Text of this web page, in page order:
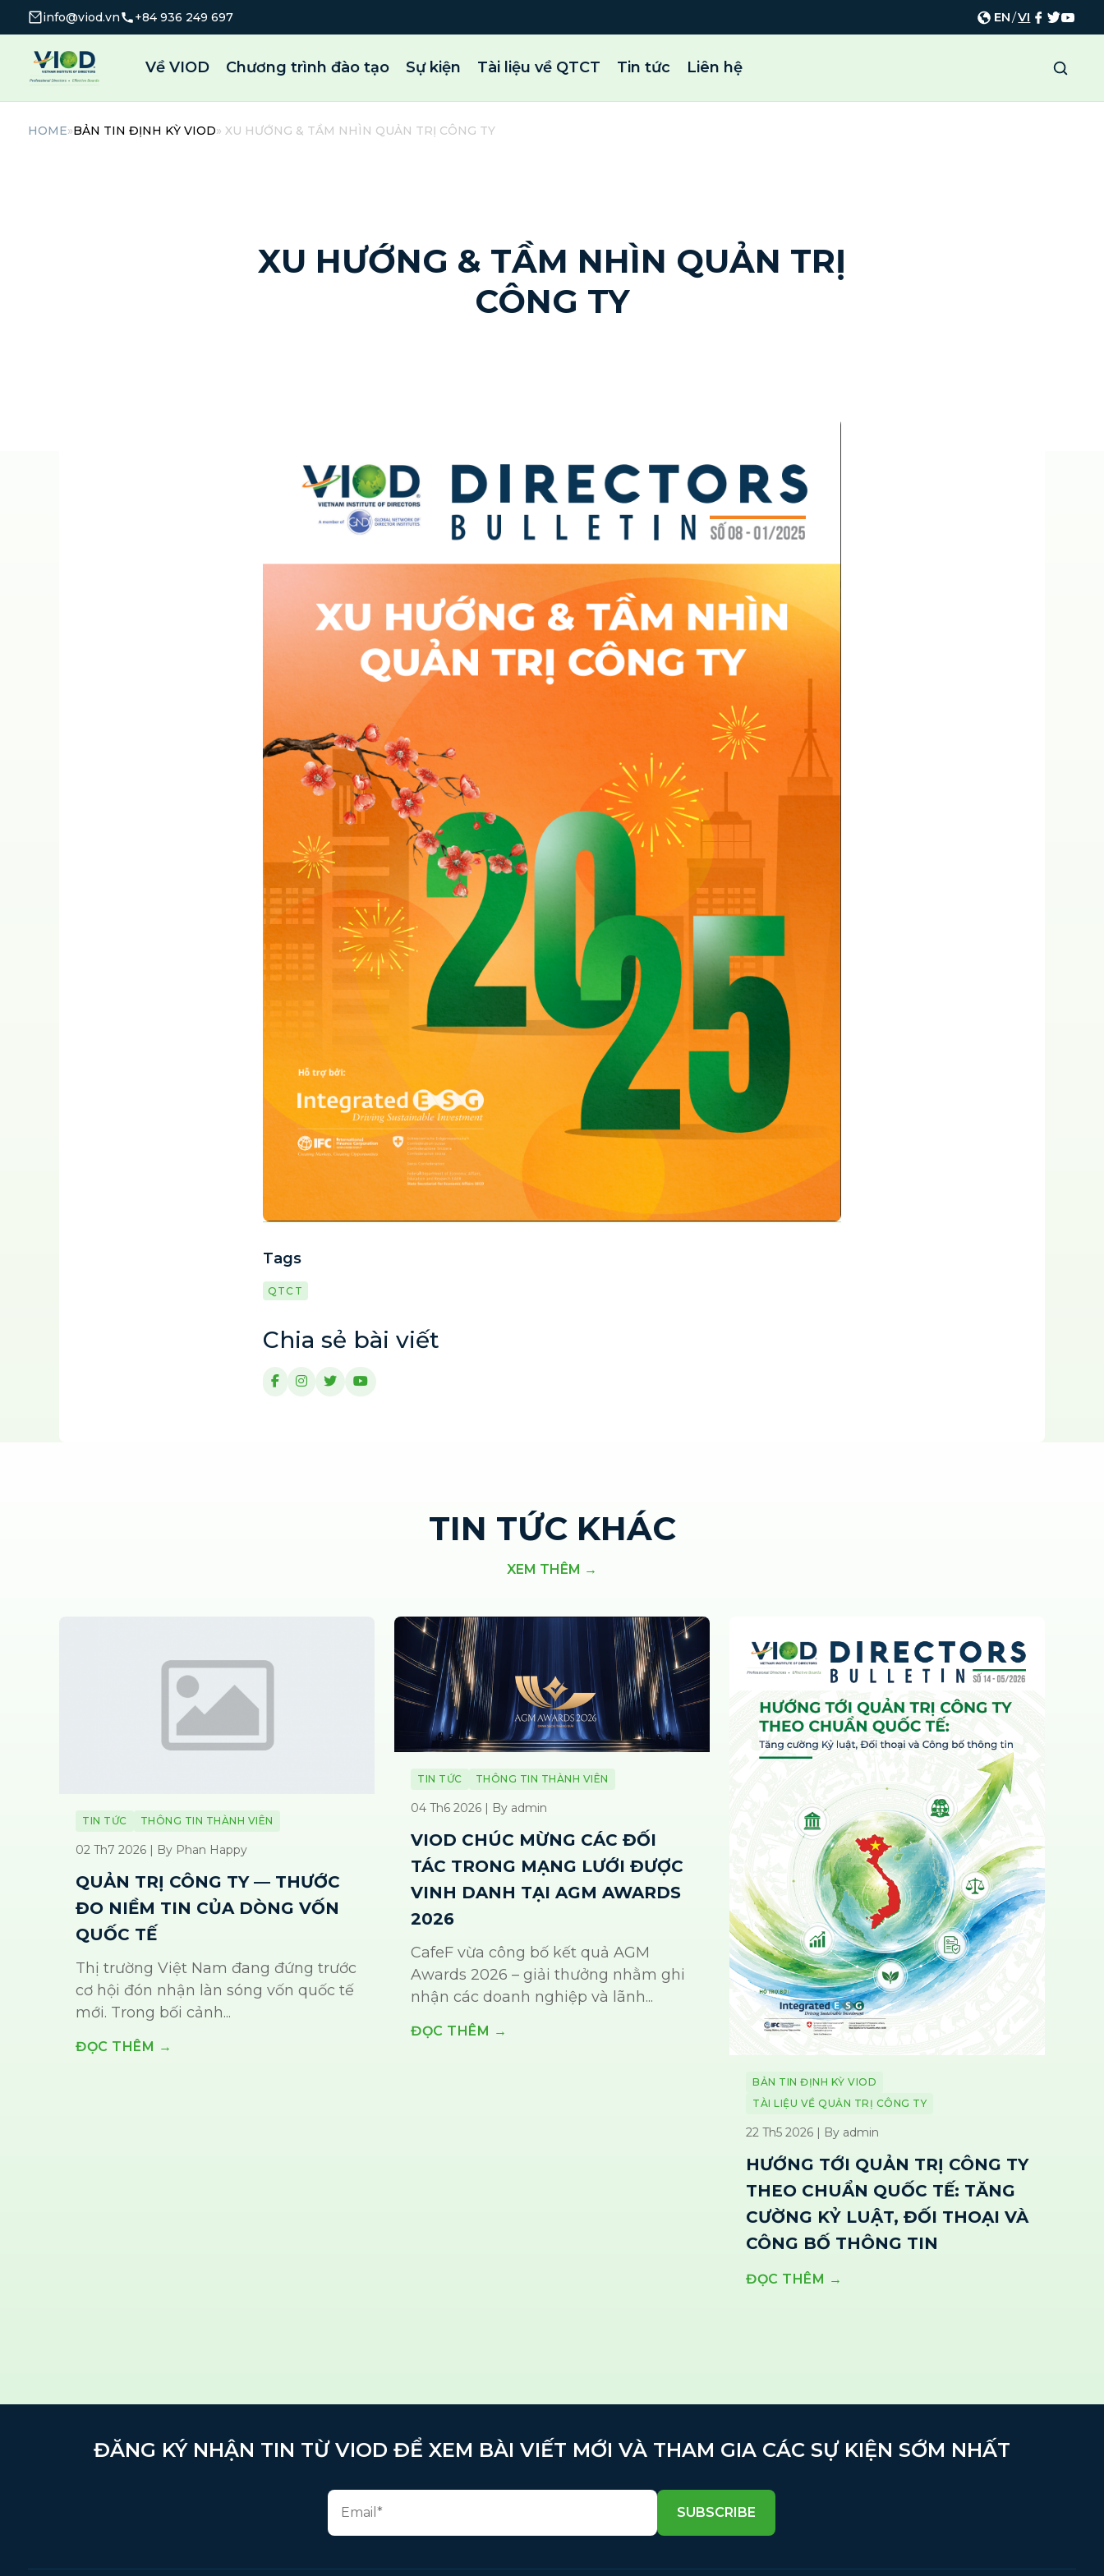
info@viod.vn +84 936 249 697 EN/VI
Về VIOD Chương trình đào tạo Sự kiện Tài liệu về QTCT Tin tức Liên hệ
HOME»BẢN TIN ĐỊNH KỲ VIOD» XU HƯỚNG & TẦM NHÌN QUẢN TRỊ CÔNG TY
XU HƯỚNG & TẦM NHÌN QUẢN TRỊ
CÔNG TY
Tags
QTCT
Chia sẻ bài viết
TIN TỨC KHÁC
XEM THÊM →
TIN TỨC THÔNG TIN THÀNH VIÊN
02 Th7 2026 | By Phan Happy
QUẢN TRỊ CÔNG TY — THƯỚC
ĐO NIỀM TIN CỦA DÒNG VỐN
QUỐC TẾ
Thị trường Việt Nam đang đứng trước
cơ hội đón nhận làn sóng vốn quốc tế
mới. Trong bối cảnh...
ĐỌC THÊM →
TIN TỨC THÔNG TIN THÀNH VIÊN
04 Th6 2026 | By admin
VIOD CHÚC MỪNG CÁC ĐỐI
TÁC TRONG MẠNG LƯỚI ĐƯỢC
VINH DANH TẠI AGM AWARDS
2026
CafeF vừa công bố kết quả AGM
Awards 2026 – giải thưởng nhằm ghi
nhận các doanh nghiệp và lãnh...
ĐỌC THÊM →
BẢN TIN ĐỊNH KỲ VIOD
TÀI LIỆU VỀ QUẢN TRỊ CÔNG TY
22 Th5 2026 | By admin
HƯỚNG TỚI QUẢN TRỊ CÔNG TY
THEO CHUẨN QUỐC TẾ: TĂNG
CƯỜNG KỶ LUẬT, ĐỐI THOẠI VÀ
CÔNG BỐ THÔNG TIN
ĐỌC THÊM →
ĐĂNG KÝ NHẬN TIN TỪ VIOD ĐỂ XEM BÀI VIẾT MỚI VÀ THAM GIA CÁC SỰ KIỆN SỚM NHẤT
SUBSCRIBE